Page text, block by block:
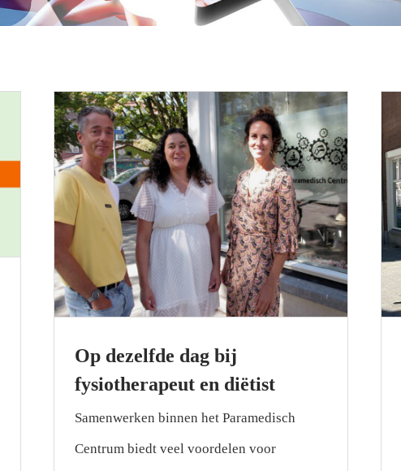
Op dezelfde dag bij
fysiotherapeut en diëtist
Samenwerken binnen het Paramedisch
Centrum biedt veel voordelen voor